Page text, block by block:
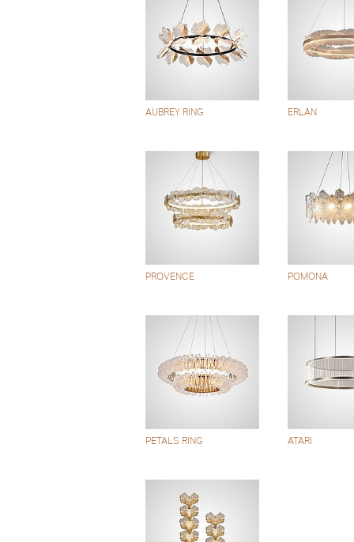
AUBREY RING ERLAN
PROVENCE POMONA
PETALS RING ATARI